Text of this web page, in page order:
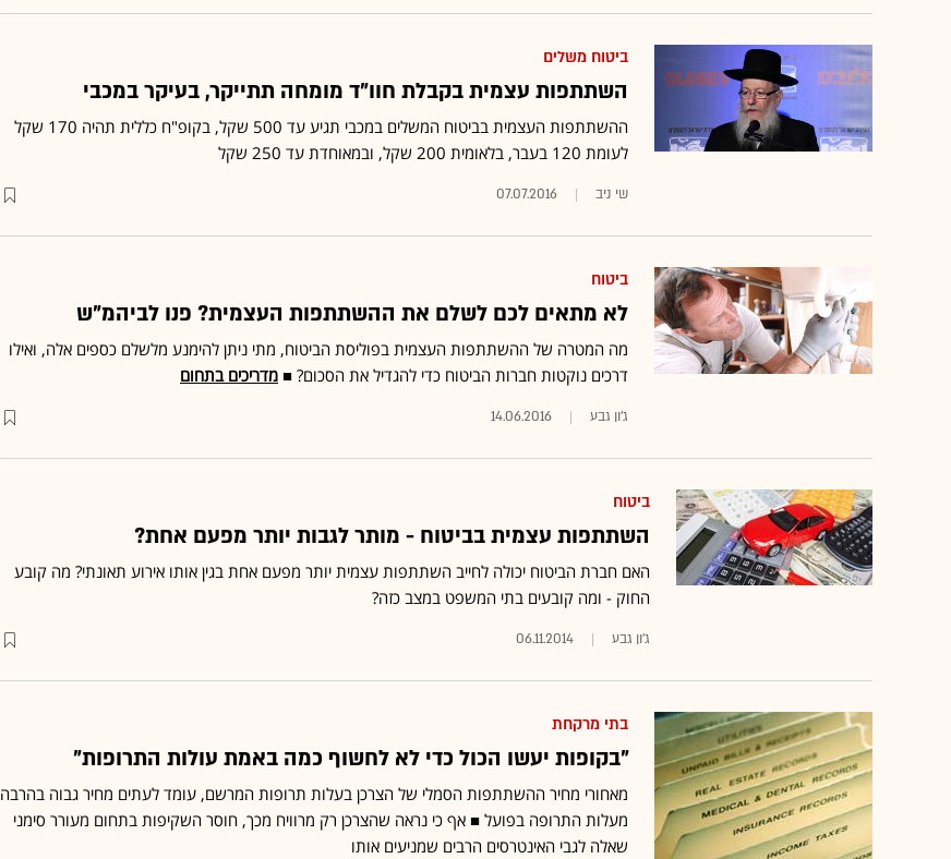
ביטוח משלים
השתתפות עצמית בקבלת חוו"ד מומחה תתייקר, בעיקר במכבי
ההשתתפות העצמית בביטוח המשלים במכבי תגיע עד 500 שקל, בקופ"ח כללית תהיה 170 שקל
לעומת 120 בעבר, בלאומית 200 שקל, ובמאוחדת עד 250 שקל
שי ניב 07.07.2016
ביטוח
לא מתאים לכם לשלם את ההשתתפות העצמית? פנו לביהמ"ש
מה המטרה של ההשתתפות העצמית בפוליסת הביטוח, מתי ניתן להימנע מלשלם כספים אלה, ואילו
דרכים נוקטות חברות הביטוח כדי להגדיל את הסכום? ■ מדריכים בתחום
ג'ון גבע 14.06.2016
ביטוח
השתתפות עצמית בביטוח - מותר לגבות יותר מפעם אחת?
האם חברת הביטוח יכולה לחייב השתתפות עצמית יותר מפעם אחת בגין אותו אירוע תאונתי? מה קובע
החוק - ומה קובעים בתי המשפט במצב כזה?
ג'ון גבע 06.11.2014
בתי מרקחת
"בקופות יעשו הכול כדי לא לחשוף כמה באמת עולות התרופות"
מאחורי מחיר ההשתתפות הסמלי של הצרכן בעלות תרופות המרשם, עומד לעתים מחיר גבוה בהרבה
מעלות התרופה בפועל ■ אף כי נראה שהצרכן רק מרוויח מכך, חוסר השקיפות בתחום מעורר סימני
שאלה לגבי האינטרסים הרבים שמניעים אותו